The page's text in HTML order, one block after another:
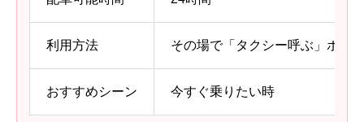
利用方法 その場で「タクシー呼ぶ」ボタ
おすすめシーン 今すぐ乗りたい時